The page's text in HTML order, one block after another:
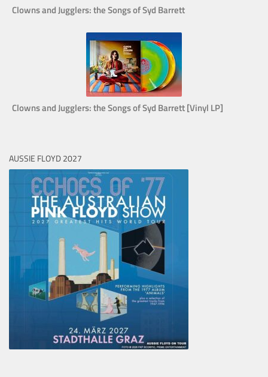
Clowns and Jugglers: the Songs of Syd Barrett
Clowns and Jugglers: the Songs of Syd Barrett [Vinyl LP]
AUSSIE FLOYD 2027